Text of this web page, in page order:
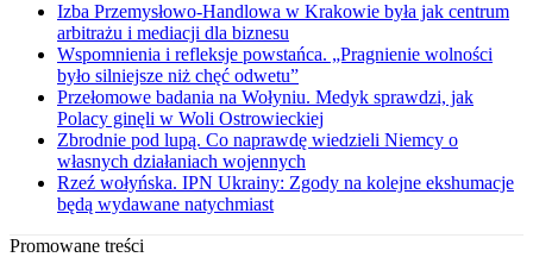
Izba Przemysłowo-Handlowa w Krakowie była jak centrum
arbitrażu i mediacji dla biznesu
Wspomnienia i refleksje powstańca. „Pragnienie wolności
było silniejsze niż chęć odwetu”
Przełomowe badania na Wołyniu. Medyk sprawdzi, jak
Polacy ginęli w Woli Ostrowieckiej
Zbrodnie pod lupą. Co naprawdę wiedzieli Niemcy o
własnych działaniach wojennych
Rzeź wołyńska. IPN Ukrainy: Zgody na kolejne ekshumacje
będą wydawane natychmiast
Promowane treści